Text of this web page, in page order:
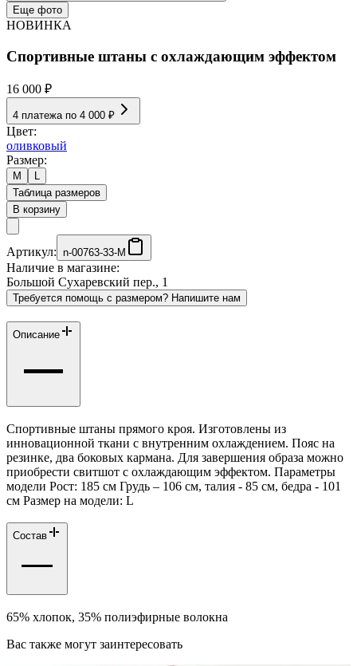
Еще фото
НОВИНКА
Спортивные штаны с охлаждающим эффектом
16 000 ₽
4 платежа по 4 000 ₽
Цвет:
оливковый
Размер:
M
L
Таблица размеров
В корзину
Артикул: n-00763-33-M
Наличие в магазине:
Большой Сухаревский пер., 1
Требуется помощь с размером? Напишите нам
Описание
Спортивные штаны прямого кроя. Изготовлены из
инновационной ткани с внутренним охлаждением. Пояс на
резинке, два боковых кармана. Для завершения образа можно
приобрести свитшот с охлаждающим эффектом. Параметры
модели Рост: 185 см Грудь – 106 см, талия - 85 см, бедра - 101
см Размер на модели: L
Состав
65% хлопок, 35% полиэфирные волокна
Вас также могут заинтересовать